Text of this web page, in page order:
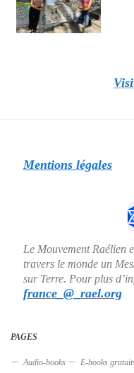
Mentions légales
Le Mouvement Raélien
travers le monde un
sur Terre. Pour plus
france_@_rael.org
PAGES
Audio-books E-books